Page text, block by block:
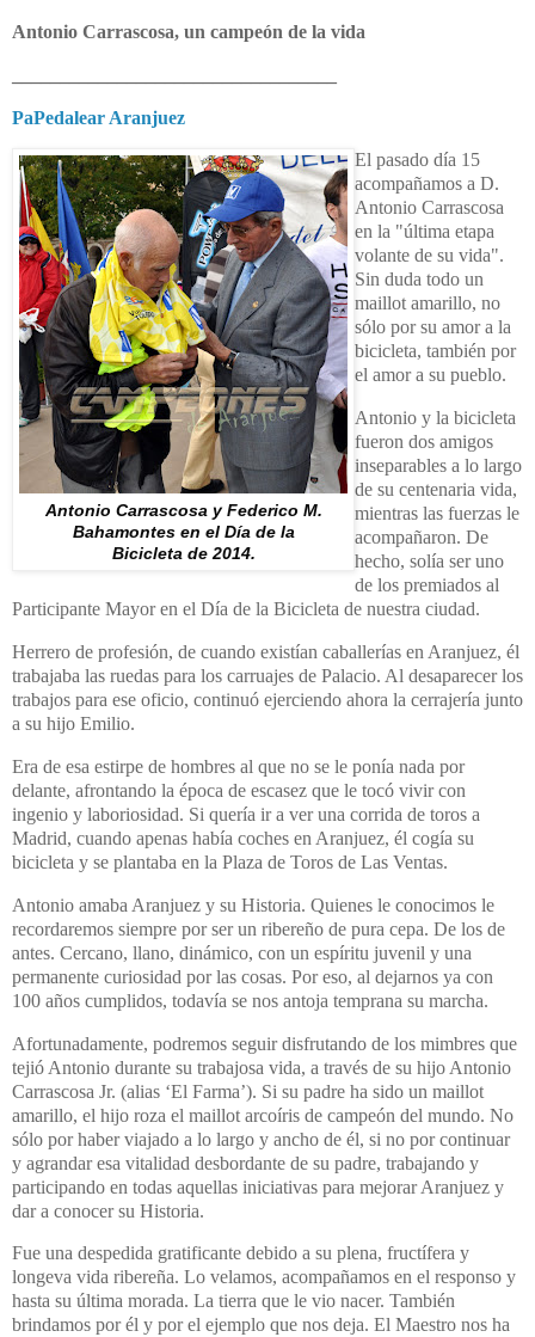
Antonio Carrascosa, un campeón de la vida
PaPedalear Aranjuez
Antonio Carrascosa y Federico M.
Bahamontes en el Día de la
Bicicleta de 2014.
El pasado día 15
acompañamos a D.
Antonio Carrascosa
en la "última etapa
volante de su vida".
Sin duda todo un
maillot amarillo, no
sólo por su amor a la
bicicleta, también por
el amor a su pueblo.
Antonio y la bicicleta
fueron dos amigos
inseparables a lo largo
de su centenaria vida,
mientras las fuerzas le
acompañaron. De
hecho, solía ser uno
de los premiados al
Participante Mayor en el Día de la Bicicleta de nuestra ciudad.
Herrero de profesión, de cuando existían caballerías en Aranjuez, él
trabajaba las ruedas para los carruajes de Palacio. Al desaparecer los
trabajos para ese oficio, continuó ejerciendo ahora la cerrajería junto
a su hijo Emilio.
Era de esa estirpe de hombres al que no se le ponía nada por
delante, afrontando la época de escasez que le tocó vivir con
ingenio y laboriosidad. Si quería ir a ver una corrida de toros a
Madrid, cuando apenas había coches en Aranjuez, él cogía su
bicicleta y se plantaba en la Plaza de Toros de Las Ventas.
Antonio amaba Aranjuez y su Historia. Quienes le conocimos le
recordaremos siempre por ser un ribereño de pura cepa. De los de
antes. Cercano, llano, dinámico, con un espíritu juvenil y una
permanente curiosidad por las cosas. Por eso, al dejarnos ya con
100 años cumplidos, todavía se nos antoja temprana su marcha.
Afortunadamente, podremos seguir disfrutando de los mimbres que
tejió Antonio durante su trabajosa vida, a través de su hijo Antonio
Carrascosa Jr. (alias ‘El Farma’). Si su padre ha sido un maillot
amarillo, el hijo roza el maillot arcoíris de campeón del mundo. No
sólo por haber viajado a lo largo y ancho de él, si no por continuar
y agrandar esa vitalidad desbordante de su padre, trabajando y
participando en todas aquellas iniciativas para mejorar Aranjuez y
dar a conocer su Historia.
Fue una despedida gratificante debido a su plena, fructífera y
longeva vida ribereña. Lo velamos, acompañamos en el responso y
hasta su última morada. La tierra que le vio nacer. También
brindamos por él y por el ejemplo que nos deja. El Maestro nos ha